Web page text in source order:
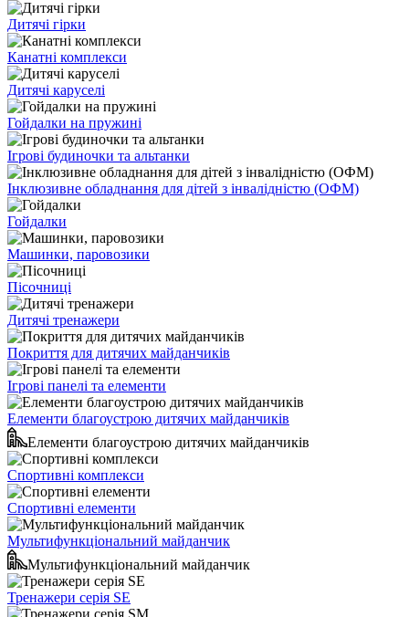
Дитячі гірки
Канатні комплекси
Дитячі каруселі
Гойдалки на пружині
Ігрові будиночки та альтанки
Інклюзивне обладнання для дітей з інвалідністю (ОФМ)
Гойдалки
Машинки, паровозики
Пісочниці
Дитячі тренажери
Покриття для дитячих майданчиків
Ігрові панелі та елементи
Елементи благоустрою дитячих майданчиків
Елементи благоустрою дитячих майданчиків
Спортивні комплекси
Спортивні елементи
Мультифункціональний майданчик
Мультифункціональний майданчик
Тренажери серія SE